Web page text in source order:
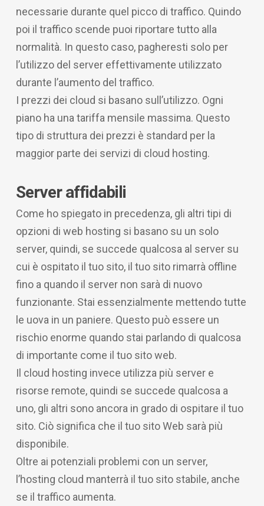
necessarie durante quel picco di traffico. Quindo
poi il traffico scende puoi riportare tutto alla
normalità. In questo caso, pagheresti solo per
l’utilizzo del server effettivamente utilizzato
durante l’aumento del traffico.
I prezzi dei cloud si basano sull’utilizzo. Ogni
piano ha una tariffa mensile massima. Questo
tipo di struttura dei prezzi è standard per la
maggior parte dei servizi di cloud hosting.
Server affidabili
Come ho spiegato in precedenza, gli altri tipi di
opzioni di web hosting si basano su un solo
server, quindi, se succede qualcosa al server su
cui è ospitato il tuo sito, il tuo sito rimarrà offline
fino a quando il server non sarà di nuovo
funzionante. Stai essenzialmente mettendo tutte
le uova in un paniere. Questo può essere un
rischio enorme quando stai parlando di qualcosa
di importante come il tuo sito web.
Il cloud hosting invece utilizza più server e
risorse remote, quindi se succede qualcosa a
uno, gli altri sono ancora in grado di ospitare il tuo
sito. Ciò significa che il tuo sito Web sarà più
disponibile.
Oltre ai potenziali problemi con un server,
l’hosting cloud manterrà il tuo sito stabile, anche
se il traffico aumenta.